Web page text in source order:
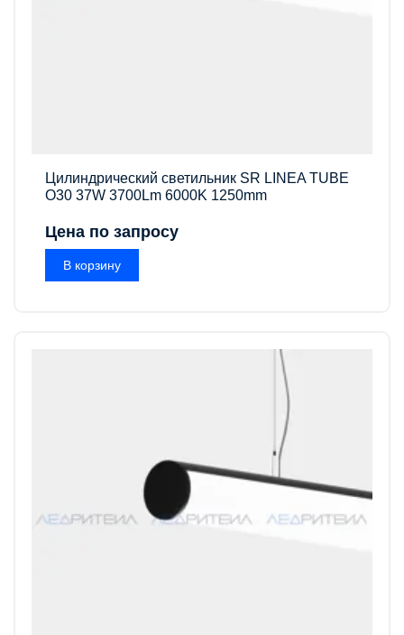
Цилиндрический светильник SR LINEA TUBE
O30 37W 3700Lm 6000K 1250mm
Цена по запросу
В корзину